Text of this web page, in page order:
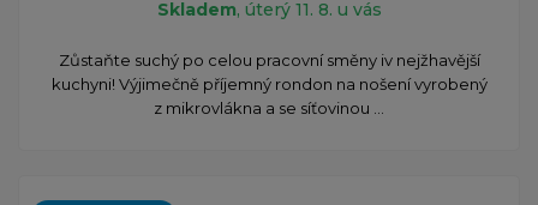
Skladem, úterý 11. 8. u vás
Zůstaňte suchý po celou pracovní směny iv nejžhavější
kuchyni! Výjimečně příjemný rondon na nošení vyrobený
z mikrovlákna a se síťovinou ...